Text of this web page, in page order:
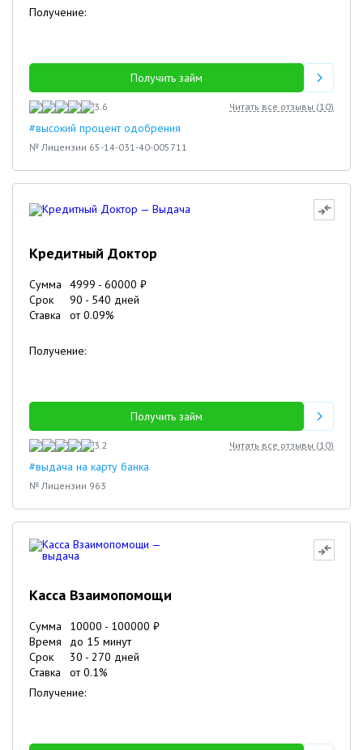
Получение:
Получить займ
3.6 Читать все отзывы (10)
#высокий процент одобрения
№ Лицензии 65-14-031-40-005711
Кредитный Доктор
Сумма 4999 - 60000 ₽
Срок
90 - 540 дней
Ставка
от0.09%
Получение:
Получить займ
3.2 Читать все отзывы (10)
#выдача на карту банка
№ Лицензии 963
Касса Взаимопомощи
Сумма 10000 - 100000 ₽
Время
до 15 минут
Срок
30 - 270 дней
Ставка
от0.1%
Получение: